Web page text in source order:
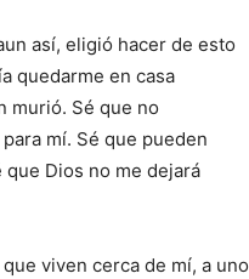
así, eligió hacer de esto
quedarme en casa
murió. Sé que no
mí. Sé que pueden
Dios no me dejará
viven cerca de mí, a uno